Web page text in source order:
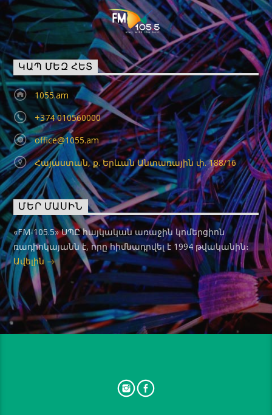
ԿԱՊ ՄԵԶ ՀԵՏ
1055.am
+374 010560000
office@1055.am
Հայաստան, ք. Երևան Անտառային փ. 188/16
ՄԵՐ ՄԱՍԻՆ
«FM-105.5» ՍՊԸ հայկական առաջին կոմերցիոն
ռադիոկայանն է, որը հիմնադրվել է 1994 թվականին։
Ավելին